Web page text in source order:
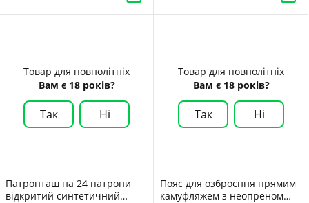
Товар для повнолітніх
Вам є 18 років?
Так Ні
Патронташ на 24 патрони
відкритий синтетичний
Товар для повнолітніх
Вам є 18 років?
Так Ні
Пояс для озброєння прямим
камуфляжем з неопреном